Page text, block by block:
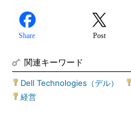
Share Post
関連キーワード
Dell Technologies（デル）
経営